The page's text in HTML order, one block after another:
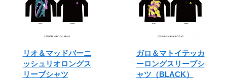
リオ＆マッドバーニ
ッシュリオロングス
リーブシャツ
ガロ＆マトイテッカ
ーロングスリーブシ
ャツ（BLACK）